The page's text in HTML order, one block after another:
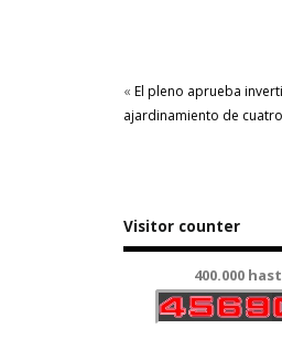
« El pleno aprueba
ajardinamiento de
Visitor counter
400.000